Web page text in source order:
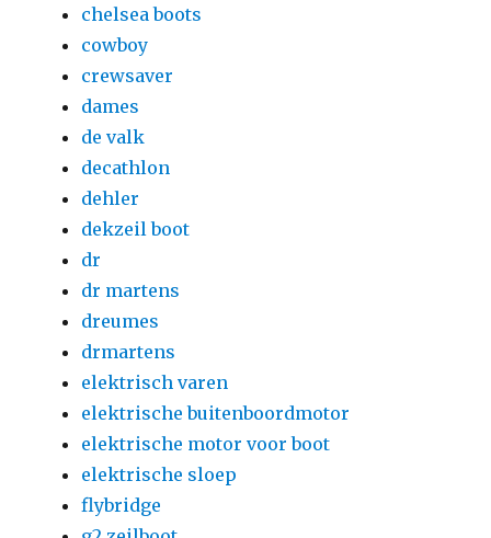
chelsea boots
cowboy
crewsaver
dames
de valk
decathlon
dehler
dekzeil boot
dr
dr martens
dreumes
drmartens
elektrisch varen
elektrische buitenboordmotor
elektrische motor voor boot
elektrische sloep
flybridge